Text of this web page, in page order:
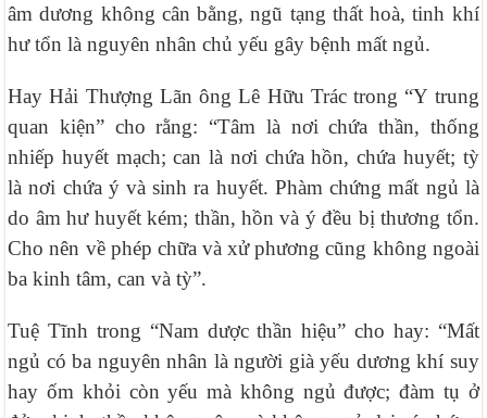
âm dương không cân bằng, ngũ tạng thất hoà, tinh khí
hư tổn là nguyên nhân chủ yếu gây bệnh mất ngủ.
Hay Hải Thượng Lãn ông Lê Hữu Trác trong “Y trung
quan kiện” cho rằng: “Tâm là nơi chứa thần, thống
nhiếp huyết mạch; can là nơi chứa hồn, chứa huyết; tỳ
là nơi chứa ý và sinh ra huyết. Phàm chứng mất ngủ là
do âm hư huyết kém; thần, hồn và ý đều bị thương tổn.
Cho nên về phép chữa và xử phương cũng không ngoài
ba kinh tâm, can và tỳ”.
Tuệ Tĩnh trong “Nam dược thần hiệu” cho hay: “Mất
ngủ có ba nguyên nhân là người già yếu dương khí suy
hay ốm khỏi còn yếu mà không ngủ được; đàm tụ ở